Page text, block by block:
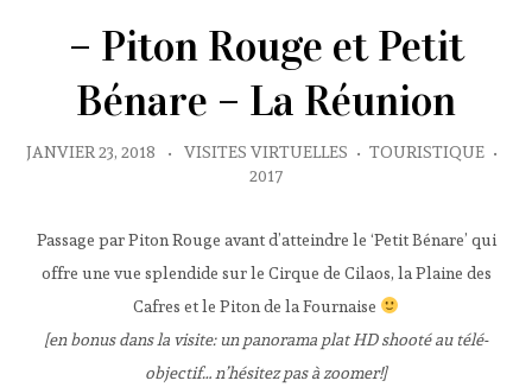
– Piton Rouge et Petit
Bénare – La Réunion
JANVIER 23, 2018 • VISITES VIRTUELLES • TOURISTIQUE •
2017
Passage par Piton Rouge avant d’atteindre le ‘Petit Bénare’ qui
offre une vue splendide sur le Cirque de Cilaos, la Plaine des
Cafres et le Piton de la Fournaise
[en bonus dans la visite: un panorama plat HD shooté au télé-
objectif… n’hésitez pas à zoomer!]